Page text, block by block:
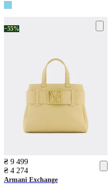
−55%
₴ 9 499
₴ 4 274
Armani Exchange